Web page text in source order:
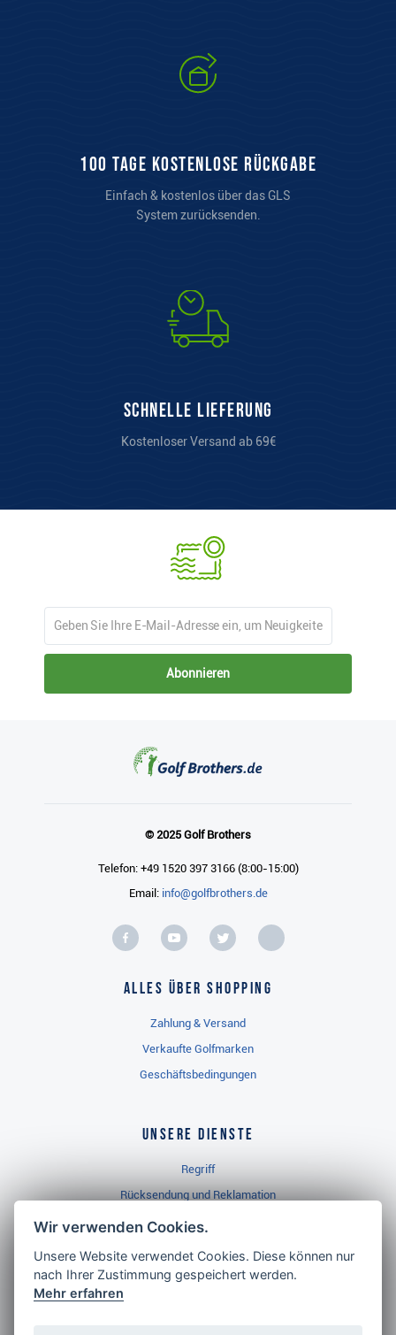
100 Tage kostenlose Rückgabe
Einfach & kostenlos über das GLS
System zurücksenden.
Schnelle Lieferung
Kostenloser Versand ab 69€
Abonnieren
© 2025 Golf Brothers
Telefon: +49 1520 397 3166 (8:00-15:00)
Email: info@golfbrothers.de
Alles über Shopping
Zahlung & Versand
Verkaufte Golfmarken
Geschäftsbedingungen
Unsere Dienste
Regriff
Rücksendung und Reklamation
Widerrufsbelehrung
Golf Brothers.de
Wir verwenden Cookies.
Unsere Website verwendet Cookies. Diese können nur
nach Ihrer Zustimmung gespeichert werden.
Mehr erfahren